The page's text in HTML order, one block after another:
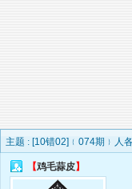
主题 : [10错02]﹛074期﹜人
【鸡毛蒜皮】